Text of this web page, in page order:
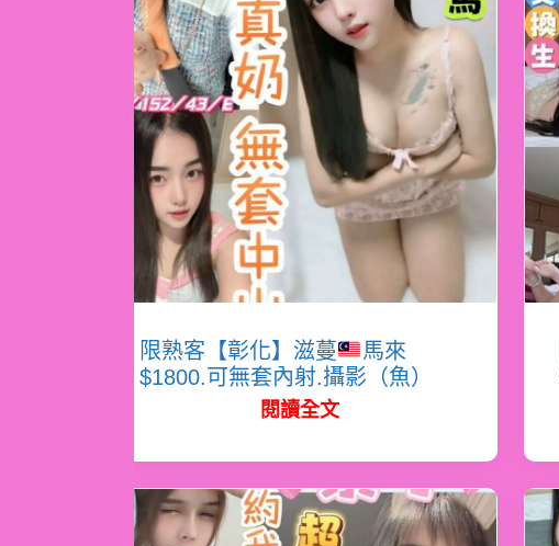
限熟客【彰化】滋蔓
馬來
$1800.可無套內射.攝影（魚）
閱讀全文